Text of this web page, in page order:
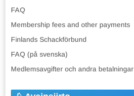
FAQ
Membership fees and other payments
Finlands Schackförbund
FAQ (på svenska)
Medlemsavgifter och andra betalningar